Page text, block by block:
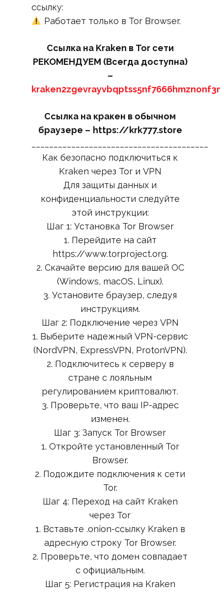
ссылку:
Работает только в Tor Browser.
Ссылка на Kraken в Tor сети
РЕКОМЕНДУЕМ (Всегда доступна)
–
Ссылка на кракен в обычном
браузере – https://krk777.store
Как безопасно подключиться к
Kraken через Tor и VPN
Для защиты данных и
конфиденциальности следуйте
этой инструкции:
Шаг 1: Установка Tor Browser
1. Перейдите на сайт
https://www.torproject.org.
2. Скачайте версию для вашей ОС
(Windows, macOS, Linux).
3. Установите браузер, следуя
инструкциям.
Шаг 2: Подключение через VPN
1. Выберите надежный VPN-сервис
(NordVPN, ExpressVPN, ProtonVPN).
2. Подключитесь к серверу в
стране с лояльным
регулированием криптовалют.
3. Проверьте, что ваш IP-адрес
изменен.
Шаг 3: Запуск Tor Browser
1. Откройте установленный Tor
Browser.
2. Подождите подключения к сети
Tor.
Шаг 4: Переход на сайт Kraken
через Tor
1. Вставьте .onion-ссылку Kraken в
адресную строку Tor Browser.
2. Проверьте, что домен совпадает
с официальным.
Шаг 5: Регистрация на Kraken